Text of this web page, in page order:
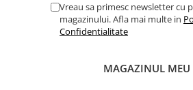
Vreau sa primesc newsletter cu
magazinului. Afla mai multe in
Confidentialitate
MAGAZINUL MEU